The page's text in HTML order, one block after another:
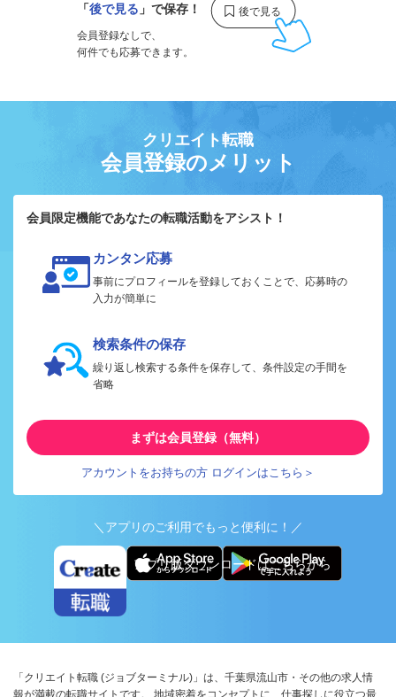
「後で見る 」で保存！
会員登録なしで、
何件でも応募できます。
クリエイト転職
会員登録のメリット
会員限定機能であなたの転職活動をアシスト！
カンタン応募
事前にプロフィールを登録しておくことで、応募時の
入力が簡単に
検索条件の保存
繰り返し検索する条件を保存して、条件設定の手間を
省略
まずは会員登録（無料）
アカウントをお持ちの方 ログインはこちら＞
＼アプリのご利用でもっと便利に！／
アプリ版ダウンロードはこちらから
「クリエイト転職 (ジョブターミナル)」は、千葉県流山市・その他の求人情
報が満載の転職サイトです。 地域密着をコンセプトに、仕事探しに役立つ最